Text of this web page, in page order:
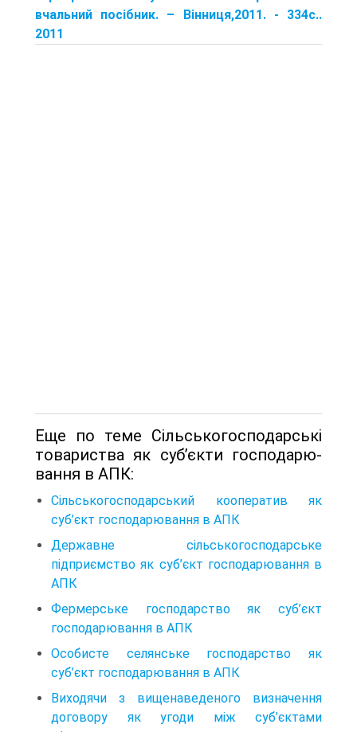
вчальний посібник. – Вінниця,2011. - 334с..
2011
Еще по теме Сільськогосподарські
товариства як суб’єкти господарю­
вання в АПК:
Сільськогосподарський кооператив як
суб’єкт господарю­вання в АПК
Державне сільськогосподарське
підприємство як суб’єкт господарювання в
АПК
Фермерське господарство як суб’єкт
господарювання в АПК
Особисте селянське господарство як
суб’єкт господарюван­ня в АПК
Виходячи з вищенаведеного визначення
договору як угоди між суб’єктами